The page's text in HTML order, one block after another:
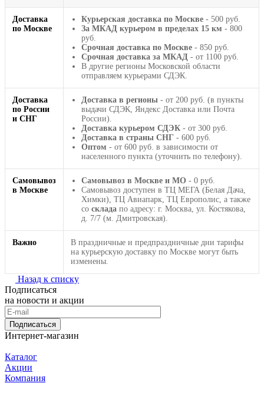
Доставка
по Москве
Курьерская доставка по Москве - 500 руб.
За МКАД курьером в пределах 15 км - 800
руб.
Срочная доставка по Москве - 850 руб.
Срочная доставка за МКАД - от 1100 руб.
В другие регионы Московской области
отправляем курьерами СДЭК.
Доставка
по России
и СНГ
Доставка в регионы - от 200 руб. (в пункты
выдачи СДЭК, Яндекс Доставка или Почта
России).
Доставка курьером СДЭК - от 300 руб.
Доставка в страны СНГ - 600 руб.
Оптом - от 600 руб. в зависимости от
населенного пункта (уточнить по телефону).
Самовывоз
в Москве
Самовывоз в Москве и МО - 0 руб.
Самовывоз доступен в ТЦ МЕГА (Белая Дача,
Химки), ТЦ Авиапарк, ТЦ Европолис, а также
со склада по адресу: г. Москва, ул. Костякова,
д. 7/7 (м. Дмитровская).
Важно
В праздничные и предпраздничные дни тарифы
на курьерскую доставку по Москве могут быть
изменены.
Назад к списку
Подписаться
на новости и акции
Подписаться
Интернет-магазин
Каталог
Акции
Компания